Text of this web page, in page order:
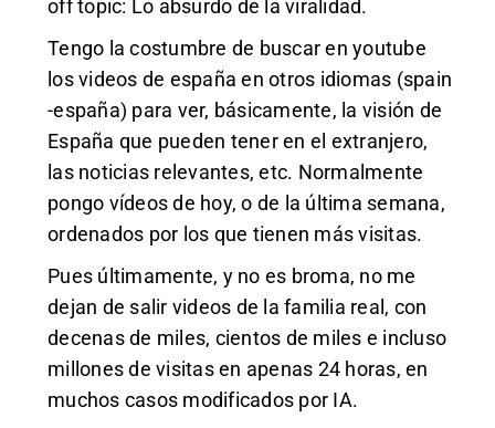
off topic: Lo absurdo de la viralidad.
Tengo la costumbre de buscar en youtube
los videos de españa en otros idiomas (spain
-españa) para ver, básicamente, la visión de
España que pueden tener en el extranjero,
las noticias relevantes, etc. Normalmente
pongo vídeos de hoy, o de la última semana,
ordenados por los que tienen más visitas.
Pues últimamente, y no es broma, no me
dejan de salir videos de la familia real, con
decenas de miles, cientos de miles e incluso
millones de visitas en apenas 24 horas, en
muchos casos modificados por IA.